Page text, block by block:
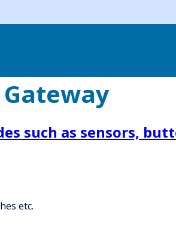
such as sensors,
etc.